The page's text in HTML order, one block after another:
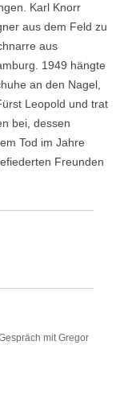
Karl Knorr
aus dem Feld zu
aus
1949 hängte
an den Nagel,
Leopold und trat
bei, dessen
Tod im Jahre
Freunden
mit Gregor